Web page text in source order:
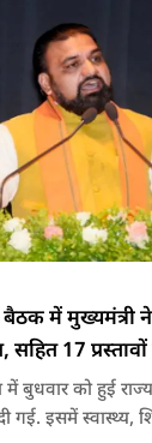
दी गई है.
बैठक में
सहित 17
में बुधवार को हुई
गई. इसमें स्वास्थ्य,